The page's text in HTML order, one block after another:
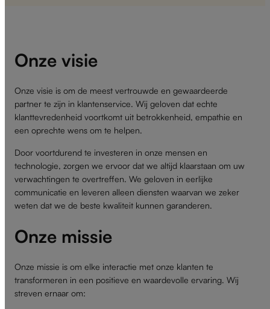
Onze visie
Onze visie is om de meest vertrouwde en gewaardeerde
partner te zijn in klantenservice. Wij geloven dat echte
klanttevredenheid voortkomt uit betrokkenheid, empathie en
een oprechte wens om te helpen.
Door voortdurend te investeren in onze mensen en
technologie, zorgen we ervoor dat we altijd klaarstaan om uw
verwachtingen te overtreffen. We geloven in eerlijke
communicatie en leveren alleen diensten waarvan we zeker
weten dat we de beste kwaliteit kunnen garanderen.
Onze missie
Onze missie is om elke interactie met onze klanten te
transformeren in een positieve en waardevolle ervaring. Wij
streven ernaar om: